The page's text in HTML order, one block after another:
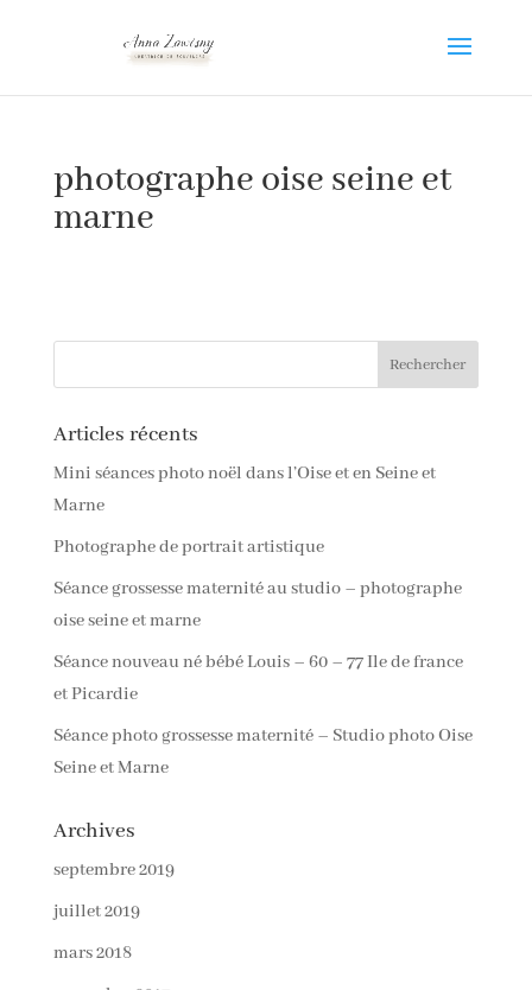
photographe oise seine et
marne
Articles récents
Mini séances photo noël dans l’Oise et en Seine et
Marne
Photographe de portrait artistique
Séance grossesse maternité au studio – photographe
oise seine et marne
Séance nouveau né bébé Louis – 60 – 77 Ile de france
et Picardie
Séance photo grossesse maternité – Studio photo Oise
Seine et Marne
Archives
septembre 2019
juillet 2019
mars 2018